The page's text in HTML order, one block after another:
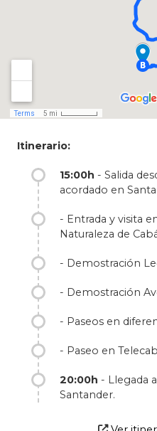
descubrir los
de grandes
sugerentes
bajaremos en
avistamiento de
Incluso podrás
mejores vistas del
Concebido con
culturales y
espectáculo de la
una
Itinerario:
15:00h - Salida
acordado en
- Entrada y visita
Naturaleza de
- Demostración
- Demostración
- Paseos en
- Paseo en
20:00h - Llegada
Santander.